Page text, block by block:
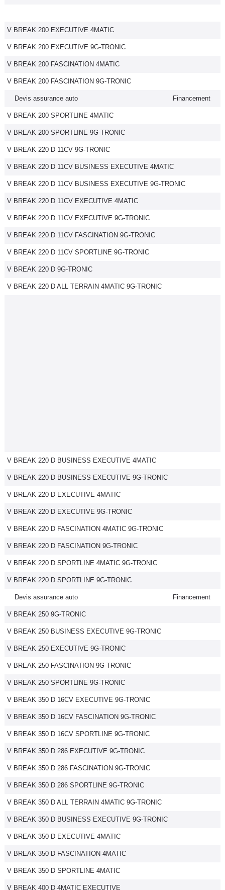
V BREAK 200 EXECUTIVE 4MATIC
V BREAK 200 EXECUTIVE 9G-TRONIC
V BREAK 200 FASCINATION 4MATIC
V BREAK 200 FASCINATION 9G-TRONIC
Devis assurance auto Financement
V BREAK 200 SPORTLINE 4MATIC
V BREAK 200 SPORTLINE 9G-TRONIC
V BREAK 220 D 11CV 9G-TRONIC
V BREAK 220 D 11CV BUSINESS EXECUTIVE 4MATIC
V BREAK 220 D 11CV BUSINESS EXECUTIVE 9G-TRONIC
V BREAK 220 D 11CV EXECUTIVE 4MATIC
V BREAK 220 D 11CV EXECUTIVE 9G-TRONIC
V BREAK 220 D 11CV FASCINATION 9G-TRONIC
V BREAK 220 D 11CV SPORTLINE 9G-TRONIC
V BREAK 220 D 9G-TRONIC
V BREAK 220 D ALL TERRAIN 4MATIC 9G-TRONIC
V BREAK 220 D BUSINESS EXECUTIVE 4MATIC
V BREAK 220 D BUSINESS EXECUTIVE 9G-TRONIC
V BREAK 220 D EXECUTIVE 4MATIC
V BREAK 220 D EXECUTIVE 9G-TRONIC
V BREAK 220 D FASCINATION 4MATIC 9G-TRONIC
V BREAK 220 D FASCINATION 9G-TRONIC
V BREAK 220 D SPORTLINE 4MATIC 9G-TRONIC
V BREAK 220 D SPORTLINE 9G-TRONIC
Devis assurance auto Financement
V BREAK 250 9G-TRONIC
V BREAK 250 BUSINESS EXECUTIVE 9G-TRONIC
V BREAK 250 EXECUTIVE 9G-TRONIC
V BREAK 250 FASCINATION 9G-TRONIC
V BREAK 250 SPORTLINE 9G-TRONIC
V BREAK 350 D 16CV EXECUTIVE 9G-TRONIC
V BREAK 350 D 16CV FASCINATION 9G-TRONIC
V BREAK 350 D 16CV SPORTLINE 9G-TRONIC
V BREAK 350 D 286 EXECUTIVE 9G-TRONIC
V BREAK 350 D 286 FASCINATION 9G-TRONIC
V BREAK 350 D 286 SPORTLINE 9G-TRONIC
V BREAK 350 D ALL TERRAIN 4MATIC 9G-TRONIC
V BREAK 350 D BUSINESS EXECUTIVE 9G-TRONIC
V BREAK 350 D EXECUTIVE 4MATIC
V BREAK 350 D FASCINATION 4MATIC
V BREAK 350 D SPORTLINE 4MATIC
V BREAK 400 D 4MATIC EXECUTIVE